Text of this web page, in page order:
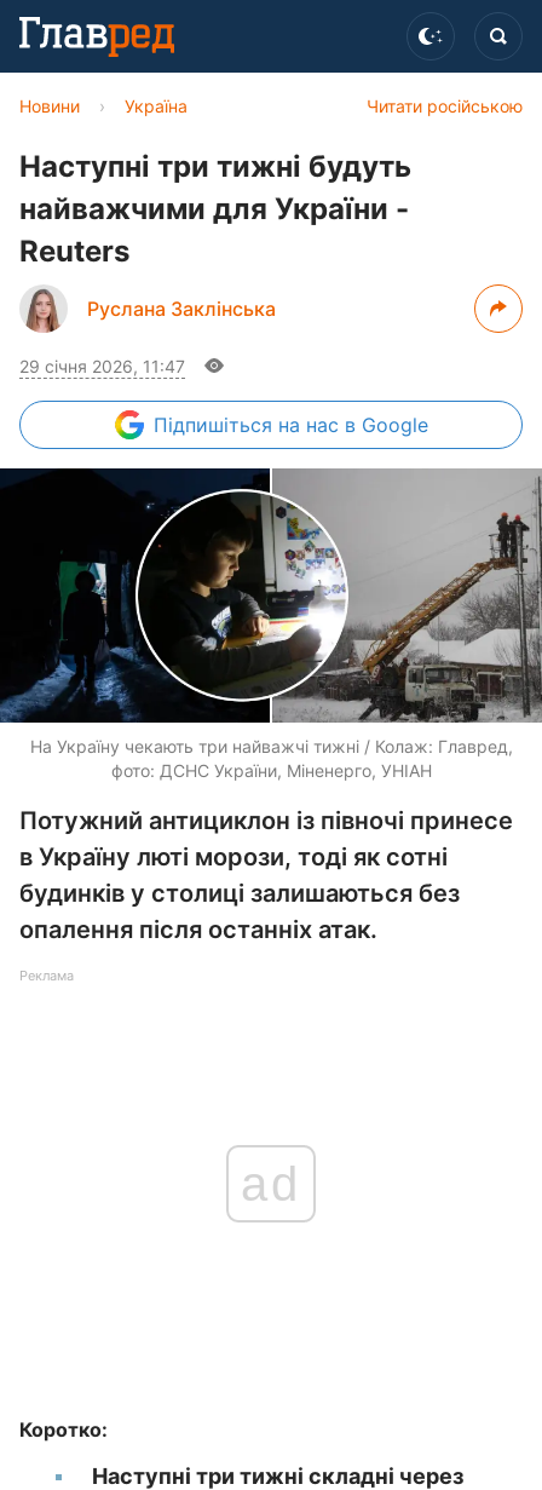
Читати російською
Новини › Україна
Наступні три тижні будуть
найважчими для України -
Reuters
Руслана Заклінська
29 січня 2026, 11:47
Підпишіться на нас в Google
На Україну чекають три найважчі тижні / Колаж: Главред,
фото: ДСНС України, Міненерго, УНІАН
Потужний антициклон із півночі принесе
в Україну люті морози, тоді як сотні
будинків у столиці залишаються без
опалення після останніх атак.
Реклама
ad
Коротко:
Наступні три тижні складні через